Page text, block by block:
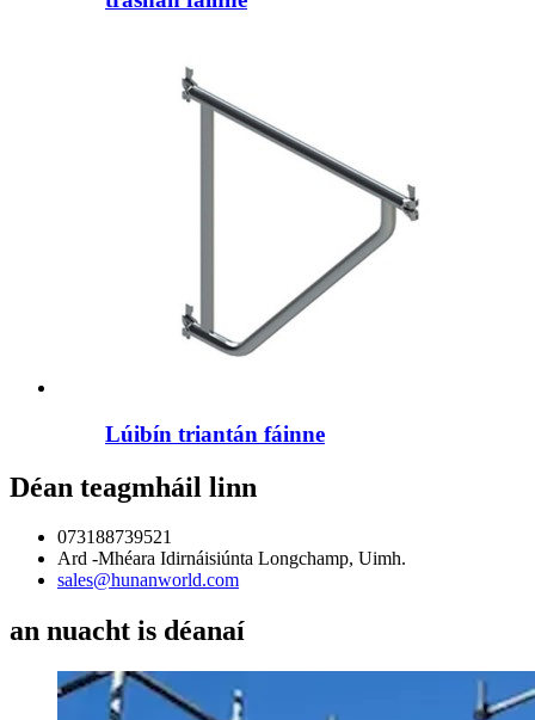
Lúibín triantán fáinne
Déan teagmháil linn
073188739521
Ard -Mhéara Idirnáisiúnta Longchamp, Uimh.
sales@hunanworld.com
an nuacht is déanaí